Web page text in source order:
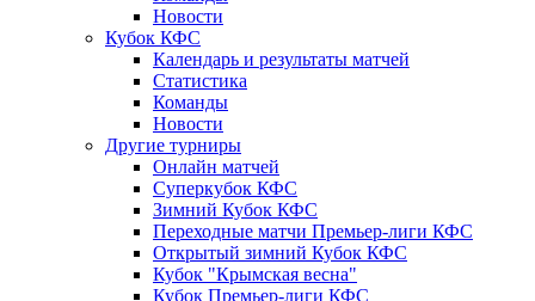
Новости
Кубок КФС
Календарь и результаты матчей
Статистика
Команды
Новости
Другие турниры
Онлайн матчей
Суперкубок КФС
Зимний Кубок КФС
Переходные матчи Премьер-лиги КФС
Открытый зимний Кубок КФС
Кубок "Крымская весна"
Кубок Премьер-лиги КФС